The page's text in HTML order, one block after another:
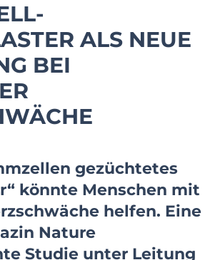
ALS NEUE
BEI
gezüchtetes
könnte Menschen mit
helfen. Eine
Nature
Studie unter Leitung